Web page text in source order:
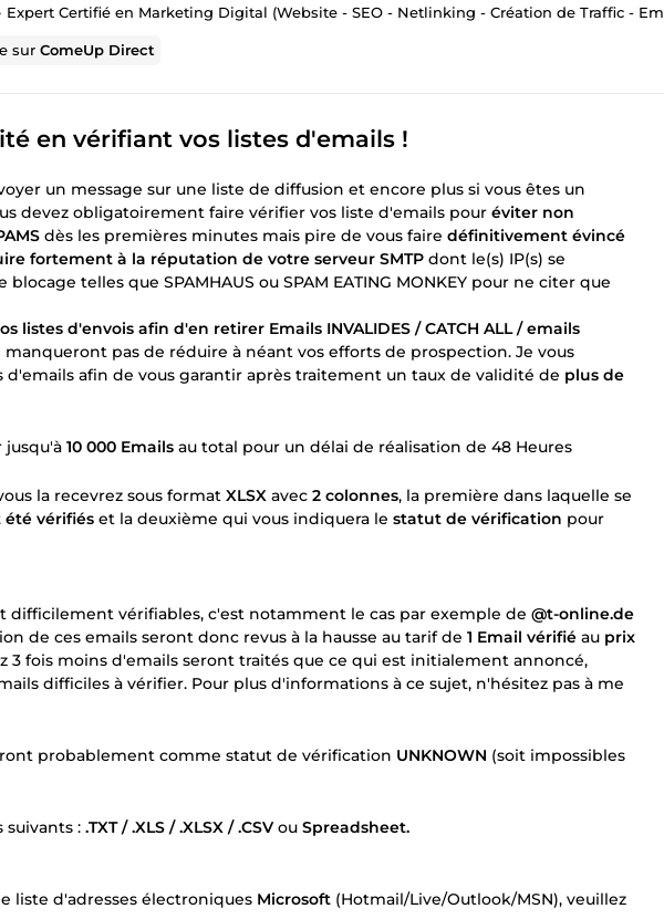
Expert Certifié en Marketing Digital (Website - SEO - Netlinking - Création de Traffic - Emailing)
surComeUp Direct
en vérifiant vos listes d'emails !
un message sur une liste de diffusion et encore plus si vous êtes un
devez obligatoirement faire vérifier vos liste d'emails pour éviter non
dès les premières minutes mais pire de vous faire définitivement évincé
fortement à la réputation de votre serveur SMTP dont le(s) IP(s) se
telles que SPAMHAUS ou SPAM EATING MONKEY pour ne citer que
listes d'envois afin d'en retirer Emails INVALIDES / CATCH ALL / emails
manqueront pas de réduire à néant vos efforts de prospection. Je vous
afin de vous garantir après traitement un taux de validité de plus de
jusqu'à 10 000 Emails au total pour un délai de réalisation de 48 Heures
la recevrez sous format XLSX avec 2 colonnes, la première dans laquelle se
vérifiés et la deuxième qui vous indiquera le statut de vérification pour
difficilement vérifiables, c'est notamment le cas par exemple de @t-online.de
de ces emails seront donc revus à la hausse au tarif de 1 Email vérifié au prix
3 fois moins d'emails seront traités que ce qui est initialement annoncé,
difficiles à vérifier. Pour plus d'informations à ce sujet, n'hésitez pas à me
probablement comme statut de vérification UNKNOWN (soit impossibles
suivants : .TXT / .XLS / .XLSX / .CSV ou Spreadsheet.
liste d'adresses électroniques Microsoft (Hotmail/Live/Outlook/MSN), veuillez